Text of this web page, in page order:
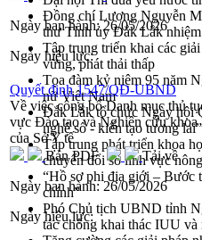
Đồng chí Lương Nguyễn
thư Tỉnh ủy Đắk Lắk
Tập trung triển khai các
vững, phát thải thấp
Tọa đàm kỷ niệm 95 năm
nữ Việt Nam
Đắk Lắk tổ chức Ngày hội
nghệ số - kiến tạo tương lai”
Tập trung phát triển khoa
chuyển đổi số lĩnh vực
“Hồ sơ phi địa giới – Bước
chính”
Phó Chủ tịch UBND tỉnh
tác chống khai thác IUU và
Ngày ban hành:26/05/2026
Ngày hiệu lực:
Quyết định 1547/QĐ-UBND
Về việc công bố Danh mục thủ
vực Đào tạo và Nghiên cứu khoa
của Sở Y tế
Bản PDF
Tải về
Ngày ban hành:26/05/2026
Ngày hiệu lực: